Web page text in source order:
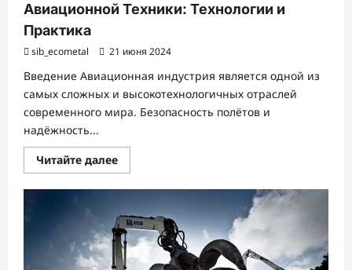
Авиационной Техники: Технологии и
Практика
sib_ecometal 21 июня 2024
Введение Авиационная индустрия является одной из
самых сложных и высокотехнологичных отраслей
современного мира. Безопасность полётов и
надёжность...
Читайте далееПрочитать
больше
Авиционные
и
Ремонт
Авиационной
Техники:
Технологии